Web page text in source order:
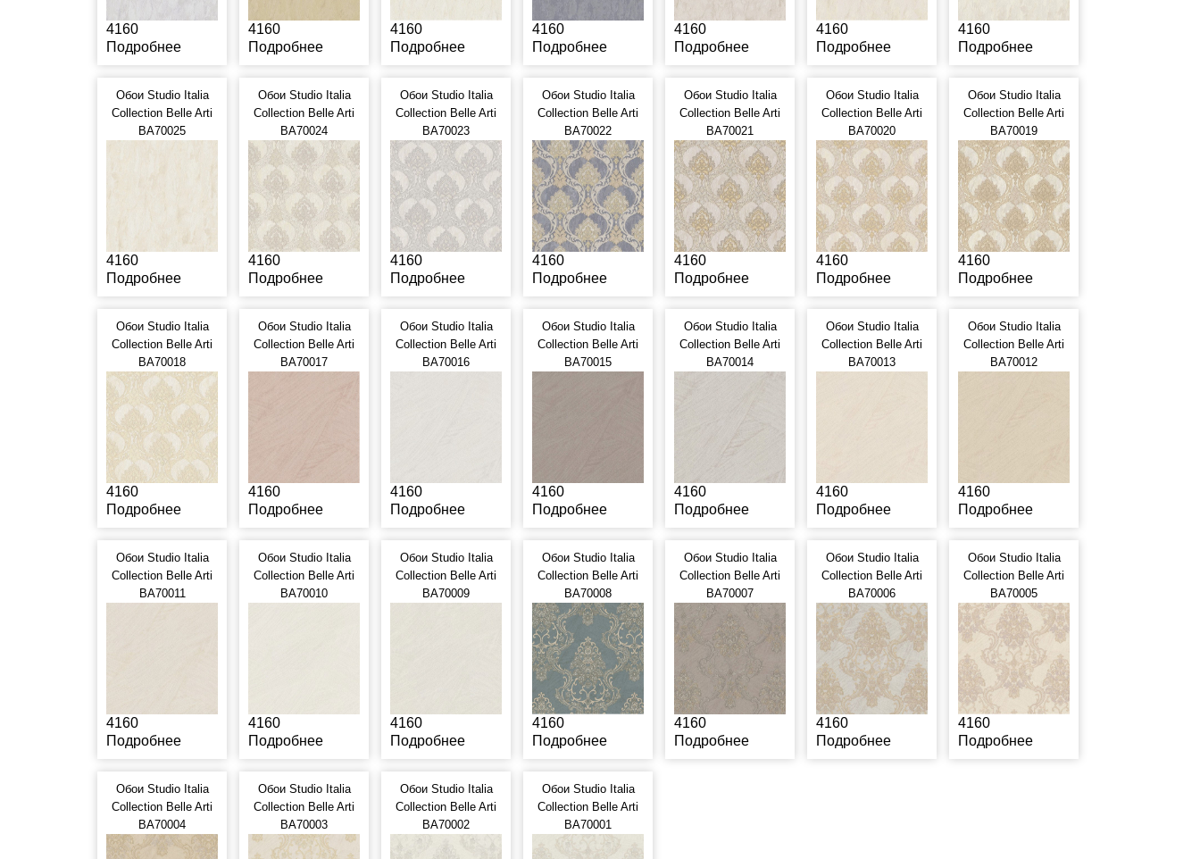
4160
Подробнее
4160
Подробнее
4160
Подробнее
4160
Подробнее
4160
Подробнее
4160
Подробнее
4160
Подробнее
Обои Studio Italia
Collection Belle Arti
BA70025
4160
Подробнее
Обои Studio Italia
Collection Belle Arti
BA70024
4160
Подробнее
Обои Studio Italia
Collection Belle Arti
BA70023
4160
Подробнее
Обои Studio Italia
Collection Belle Arti
BA70022
4160
Подробнее
Обои Studio Italia
Collection Belle Arti
BA70021
4160
Подробнее
Обои Studio Italia
Collection Belle Arti
BA70020
4160
Подробнее
Обои Studio Italia
Collection Belle Arti
BA70019
4160
Подробнее
Обои Studio Italia
Collection Belle Arti
BA70018
4160
Подробнее
Обои Studio Italia
Collection Belle Arti
BA70017
4160
Подробнее
Обои Studio Italia
Collection Belle Arti
BA70016
4160
Подробнее
Обои Studio Italia
Collection Belle Arti
BA70015
4160
Подробнее
Обои Studio Italia
Collection Belle Arti
BA70014
4160
Подробнее
Обои Studio Italia
Collection Belle Arti
BA70013
4160
Подробнее
Обои Studio Italia
Collection Belle Arti
BA70012
4160
Подробнее
Обои Studio Italia
Collection Belle Arti
BA70011
4160
Подробнее
Обои Studio Italia
Collection Belle Arti
BA70010
4160
Подробнее
Обои Studio Italia
Collection Belle Arti
BA70009
4160
Подробнее
Обои Studio Italia
Collection Belle Arti
BA70008
4160
Подробнее
Обои Studio Italia
Collection Belle Arti
BA70007
4160
Подробнее
Обои Studio Italia
Collection Belle Arti
BA70006
4160
Подробнее
Обои Studio Italia
Collection Belle Arti
BA70005
4160
Подробнее
Обои Studio Italia
Collection Belle Arti
BA70004
Обои Studio Italia
Collection Belle Arti
BA70003
Обои Studio Italia
Collection Belle Arti
BA70002
Обои Studio Italia
Collection Belle Arti
BA70001